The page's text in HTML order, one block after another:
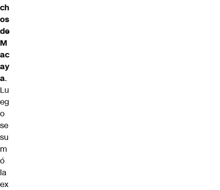
ch
os
de
M
ac
ay
a.
Lu
eg
o
se
su
m
ó
la
ex